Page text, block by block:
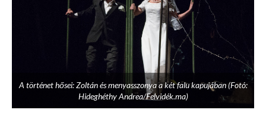
A történet hősei: Zoltán és menyasszonya a két falu kapujában (Fotó:
Hideghéthy Andrea/Felvidék.ma)